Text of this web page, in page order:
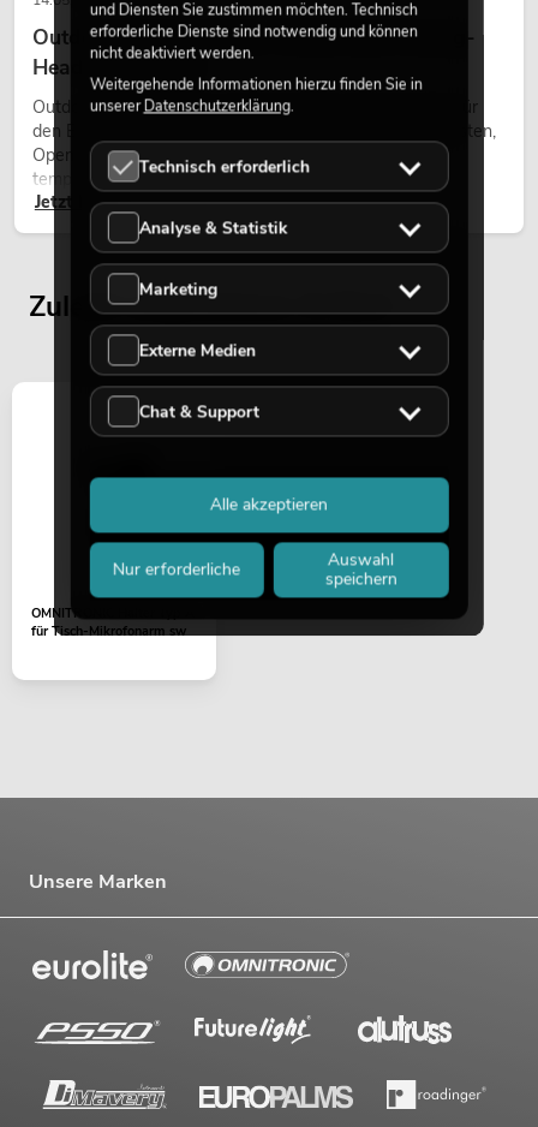
Outdoor Moving-Heads: Wetterfeste Moving-
Heads bei Events
Outdoor Moving-Heads sind bewegliche Scheinwerfer für
den Einsatz im Freien. Sie werden bei Festivals, Stadtfesten,
Open-Air-Konzerten, Architekturinszenierungen und
temporären Außeninstallationen eingesetzt.
Jetzt lesen
Zuletzt angesehene Artikel
OMNITRONIC Halter Typ A
für Tisch-Mikrofonarm sw
Unsere Marken
und Diensten Sie zustimmen möchten. Technisch
erforderliche Dienste sind notwendig und können
nicht deaktiviert werden.
Weitergehende Informationen hierzu finden Sie in
unsererDatenschutzerklärung.
Technisch erforderlich
Analyse & Statistik
Marketing
Externe Medien
Chat & Support
Nur erforderliche
Auswahl
speichern
Alle akzeptieren